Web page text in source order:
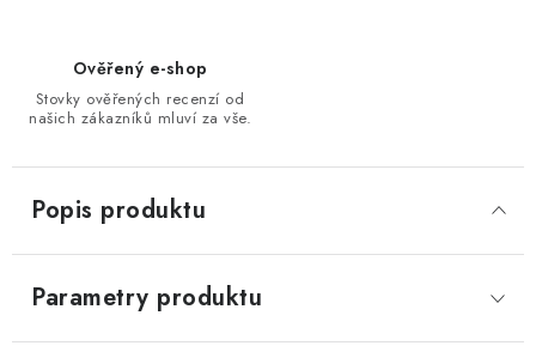
Ověřený e-shop
Stovky ověřených recenzí od
našich zákazníků mluví za vše.
Popis produktu
Parametry produktu